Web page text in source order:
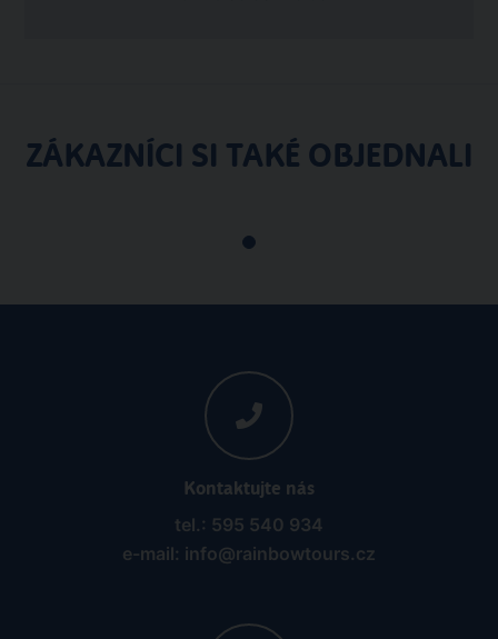
ZÁKAZNÍCI SI TAKÉ OBJEDNALI
Kontaktujte nás
tel.: 595 540 934
e-mail: info@rainbowtours.cz